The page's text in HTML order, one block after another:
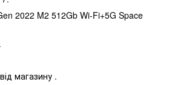
2022 M2 512Gb Wi-Fi+5G Space
магазину .